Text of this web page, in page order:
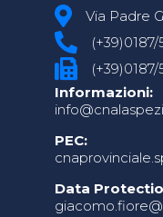
Via Padre
Informazioni:
PEC:
Data